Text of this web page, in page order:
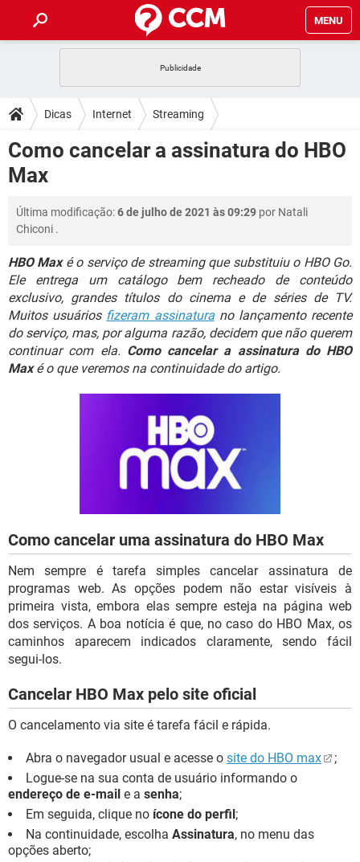
MENU
CELULAR FACEBOOK
OUTLOOK EXCEL
INSTAGRAM
DICAS
JOGOS WHATSAPP
CELULAR FACEBOOK
INSTAGRAM GMAIL
DOWNLOADS
JOGOS
OUTLOOK
INSTAGRAM
GUIA DE COMPRAS
FÓRUM
JOGOS WHATSAPP
OUTLOOK EXCEL
INSTAGRAM GMAIL
GUIA DE COMPRAS
GLOSSÁRIO
JOGOS
CELULAR FACEBOOK
OUTLOOK EXCEL
INSTAGRAM GMAIL
GUIA DE COMPRAS
Dicas Internet Streaming
Como cancelar a assinatura do HBO
Max
Última modificação:6 de julho de 2021 às 09:29 por Natali
Chiconi .
HBO Maxé o serviço de streaming que substituiu o HBO Go.
Ele entrega um catálogo bem recheado de conteúdo
exclusivo, grandes títulos do cinema e de séries de TV.
Muitos usuários fizeram assinaturano lançamento recente
do serviço, mas, por alguma razão, decidem que não querem
continuar com ela. Como cancelar a assinatura do HBO
Maxé o que veremos na continuidade do artigo.
Como cancelar uma assinatura do HBO Max
Nem sempre é tarefa simples cancelar assinatura de
programas web. As opções podem não estar visíveis à
primeira vista, embora elas sempre esteja na página web
dos serviços. A boa notícia é que, no caso do HBO Max, os
caminhos aparecem indicados claramente, sendo fácil
segui-los.
Cancelar HBO Max pelo site oficial
O cancelamento via site é tarefa fácil e rápida.
Abra o navegador usual e acesse o site do HBO max
;
Logue-se na sua conta de usuário informando o
endereço de e-mail e a senha;
Em seguida, clique no ícone do perfil;
Na continuidade, escolha Assinatura, no menu das
opções aberto;